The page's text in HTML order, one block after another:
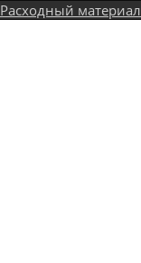
Расходный материал